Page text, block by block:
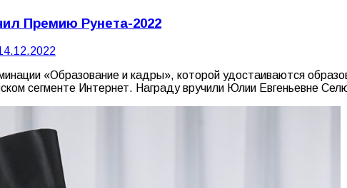
Премию Рунета-2022
«Образование и кадры», которой удостаиваются
сегменте Интернет. Награду вручили Юлии Евгеньевне